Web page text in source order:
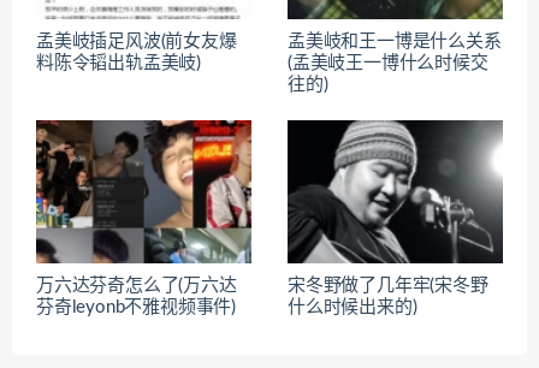
孟美岐插足风波(前女友爆
料陈令韬出轨孟美岐)
孟美岐和王一博是什么关系
(孟美岐王一博什么时候交
往的)
万六达芬奇怎么了(万六达
芬奇leyonb不雅视频事件)
宋冬野做了几年牢(宋冬野
什么时候出来的)